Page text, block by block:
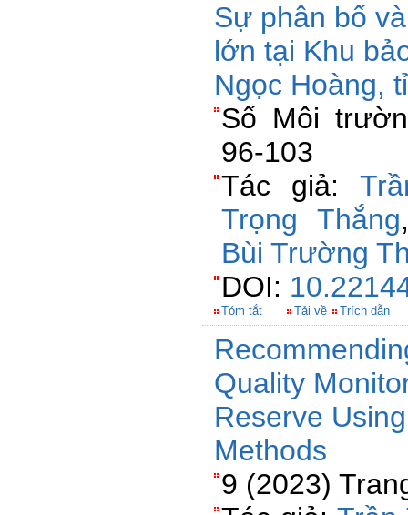
Sự phân bố
lớn tại Khu
Ngọc Hoàng,
Số Môi
96-103
Tác giả:
Trọng Thắng
Bùi Trường
DOI:
Tóm tắt Tải về Trích dẫn
Quality
Reserve
Methods
9 (2023)